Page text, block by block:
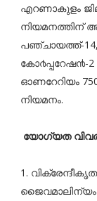
എറണാകുളം
നിയമനത്തിന്
പഞ്ചായത്ത്-14,
കോ൪പ്പറേഷ൯-
ഓണറേറിയം
നിയമനം.
യോഗ്യത
1.
ജൈവമാലിന്യം